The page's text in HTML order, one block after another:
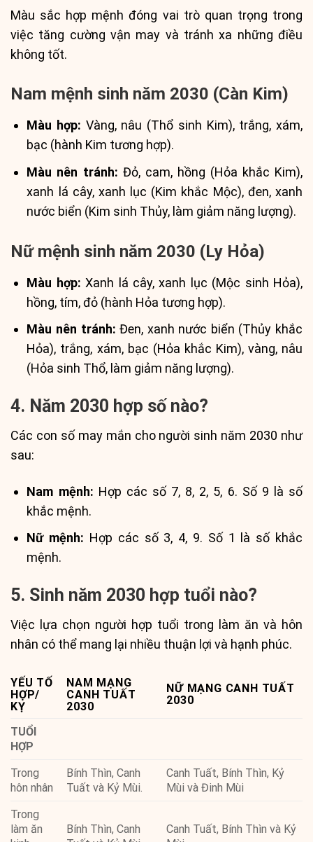
Màu sắc hợp mệnh đóng vai trò quan trọng trong
việc tăng cường vận may và tránh xa những điều
không tốt.
Nam mệnh sinh năm 2030 (Càn Kim)
Màu hợp: Vàng, nâu (Thổ sinh Kim), trắng, xám,
bạc (hành Kim tương hợp).
Màu nên tránh: Đỏ, cam, hồng (Hỏa khắc Kim),
xanh lá cây, xanh lục (Kim khắc Mộc), đen, xanh
nước biển (Kim sinh Thủy, làm giảm năng lượng).
Nữ mệnh sinh năm 2030 (Ly Hỏa)
Màu hợp: Xanh lá cây, xanh lục (Mộc sinh Hỏa),
hồng, tím, đỏ (hành Hỏa tương hợp).
Màu nên tránh: Đen, xanh nước biển (Thủy khắc
Hỏa), trắng, xám, bạc (Hỏa khắc Kim), vàng, nâu
(Hỏa sinh Thổ, làm giảm năng lượng).
4. Năm 2030 hợp số nào?
Các con số may mắn cho người sinh năm 2030 như
sau:
Nam mệnh: Hợp các số 7, 8, 2, 5, 6. Số 9 là số
khắc mệnh.
Nữ mệnh: Hợp các số 3, 4, 9. Số 1 là số khắc
mệnh.
5. Sinh năm 2030 hợp tuổi nào?
Việc lựa chọn người hợp tuổi trong làm ăn và hôn
nhân có thể mang lại nhiều thuận lợi và hạnh phúc.
YẾU TỐ
HỢP/
KỴ
NAM MẠNG
CANH TUẤT
2030
NỮ MẠNG CANH TUẤT
2030
TUỔI
HỢP
Trong
hôn nhân
Bính Thìn, Canh
Tuất và Kỷ Mùi.
Canh Tuất, Bính Thìn, Kỷ
Mùi và Đinh Mùi
Trong
làm ăn
Bính Thìn, Canh
Canh Tuất, Bính Thìn và Kỷ